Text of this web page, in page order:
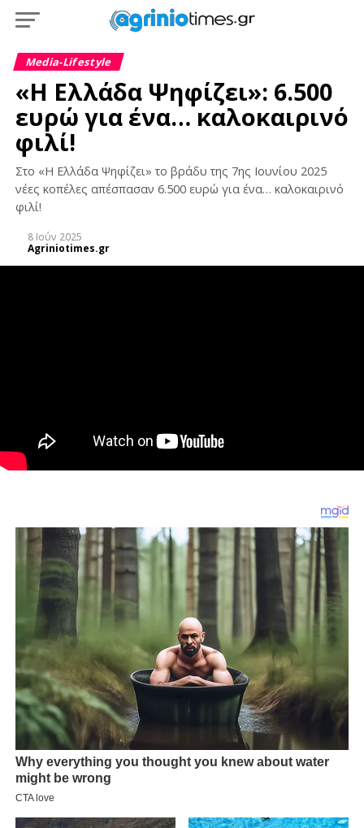
Media-Lifestyle
«Η Ελλάδα Ψηφίζει»: 6.500
ευρώ για ένα… καλοκαιρινό
φιλί!
Στο «Η Ελλάδα Ψηφίζει» το βράδυ της 7ης Ιουνίου 2025
νέες κοπέλες απέσπασαν 6.500 ευρώ για ένα… καλοκαιρινό
φιλί!
8 Ιούν 2025
Agriniotimes.gr